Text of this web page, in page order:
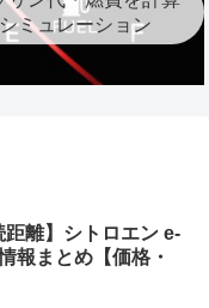
シミュレーション
距離】シトロエン e-
報まとめ【価格・